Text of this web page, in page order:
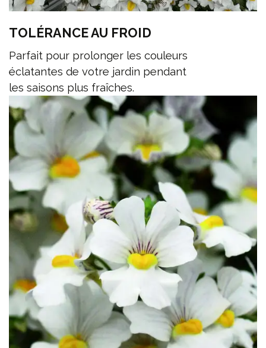
TOLÉRANCE AU FROID
Parfait pour prolonger les couleurs
éclatantes de votre jardin pendant
les saisons plus fraîches.